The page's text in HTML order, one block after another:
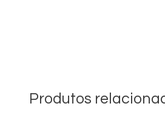
Produtos